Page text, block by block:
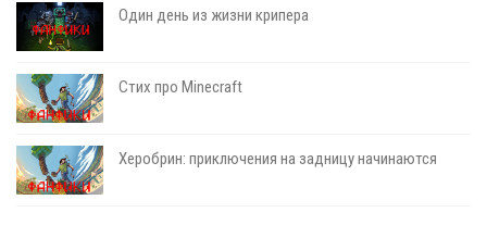
Один день из жизни крипера
Стих про Minecraft
Херобрин: приключения на задницу начинаются